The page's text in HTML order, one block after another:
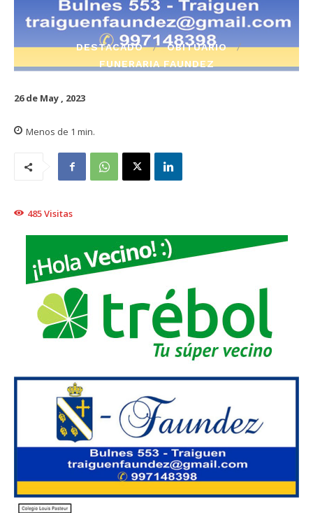
DESTACADO
OBITUARIO
FUNERARIA FAUNDEZ
26 de May , 2023
Menos de 1 min.
485Visitas